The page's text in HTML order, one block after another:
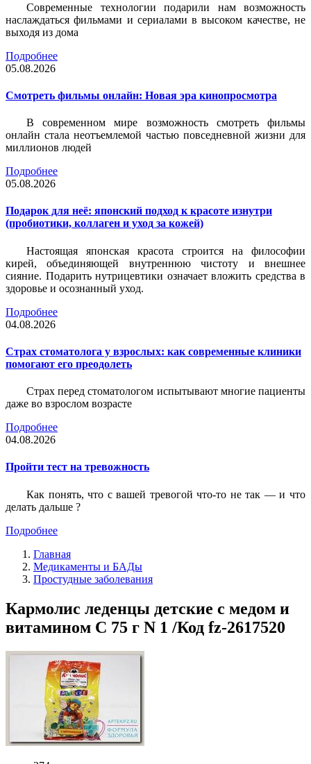
Современные технологии подарили нам возможность
наслаждаться фильмами и сериалами в высоком качестве, не
выходя из дома
Подробнее
05.08.2026
Смотреть фильмы онлайн: Новая эра кинопросмотра
В современном мире возможность смотреть фильмы
онлайн стала неотъемлемой частью повседневной жизни для
миллионов людей
Подробнее
05.08.2026
Подарок для неё: японский подход к красоте изнутри
(пробиотики, коллаген и уход за кожей)
Настоящая японская красота строится на философии
кирей, объединяющей внутреннюю чистоту и внешнее
сияние. Подарить нутрицевтики означает вложить средства в
здоровье и осознанный уход.
Подробнее
04.08.2026
Страх стоматолога у взрослых: как современные клиники
помогают его преодолеть
Страх перед стоматологом испытывают многие пациенты
даже во взрослом возрасте
Подробнее
04.08.2026
Пройти тест на тревожность
Как понять, что с вашей тревогой что-то не так — и что
делать дальше ?
Подробнее
Главная
Медикаменты и БАДы
Простудные заболевания
Кармолис леденцы детские с медом и
витамином С 75 г N 1 /Код fz-2617520